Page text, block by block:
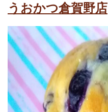
うおかつ倉賀野店